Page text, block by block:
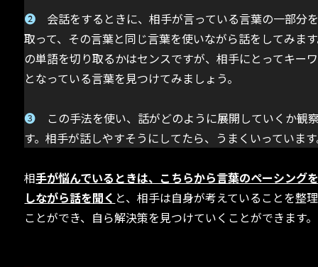
➋ 会話をするときに、相手が言っている言葉の一部分
取って、その言葉と同じ言葉を使いながら話をしてみま
の単語を切り取るかはセンスですが、相手にとってキー
となっている言葉を見つけてみましょう。
➌ この手法を使い、話がどのように展開していくか観
す。相手が話しやすそうにしてたら、うまくいっていま
相手が悩んでいるときは、こちらから言葉のペーシング
しながら話を聞く と、相手は自身が考えていることを整
ことができ、自ら解決策を見つけていくことができます。